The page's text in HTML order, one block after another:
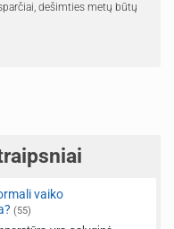
dešimties metų būtų
vaiko
(55)